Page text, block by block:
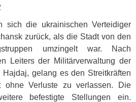
sich die ukrainischen Verteidiger
zurück, als die Stadt von den
umzingelt war. Nach
Leiters der Militärverwaltung der
gelang es den Streitkräften
ohne Verluste zu verlassen. Die
befestigte Stellungen ein.